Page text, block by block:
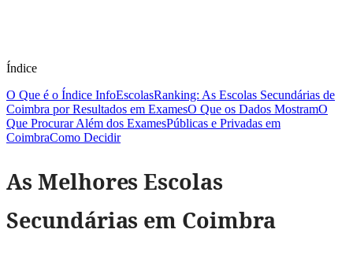
Índice
O Que é o Índice InfoEscolasRanking: As Escolas Secundárias de
Coimbra por Resultados em ExamesO Que os Dados MostramO
Que Procurar Além dos ExamesPúblicas e Privadas em
CoimbraComo Decidir
As Melhores Escolas
Secundárias em Coimbra